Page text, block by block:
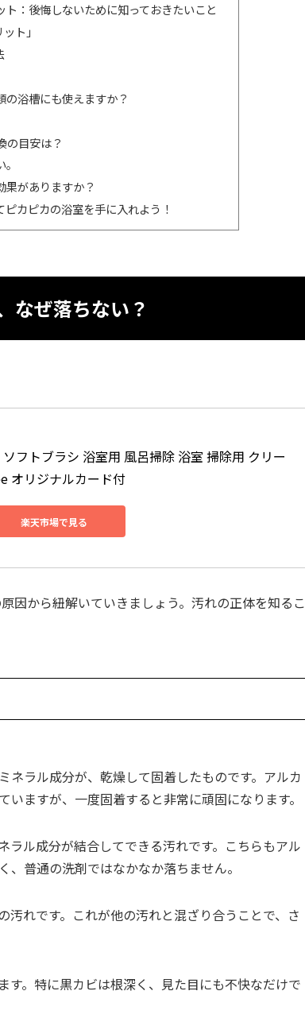
：後悔しないために知っておきたいこと
ト」
浴槽にも使えますか？
の目安は？
果がありますか？
カピカの浴室を手に入れよう！
なぜ落ちない？
ソフトブラシ 浴室用 風呂掃除 浴室 掃除用 クリー
オリジナルカード付
楽天市場で見る
因から紐解いていきましょう。汚れの正体を知るこ
ラル成分が、乾燥して固着したものです。アルカ
ますが、一度固着すると非常に頑固になります。
ル成分が結合してできる汚れです。こちらもアル
普通の洗剤ではなかなか落ちません。
れです。これが他の汚れと混ざり合うことで、さ
。特に黒カビは根深く、見た目にも不快なだけで